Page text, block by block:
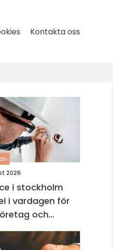
Kontakta oss
2026
i stockholm
i vardagen för
och